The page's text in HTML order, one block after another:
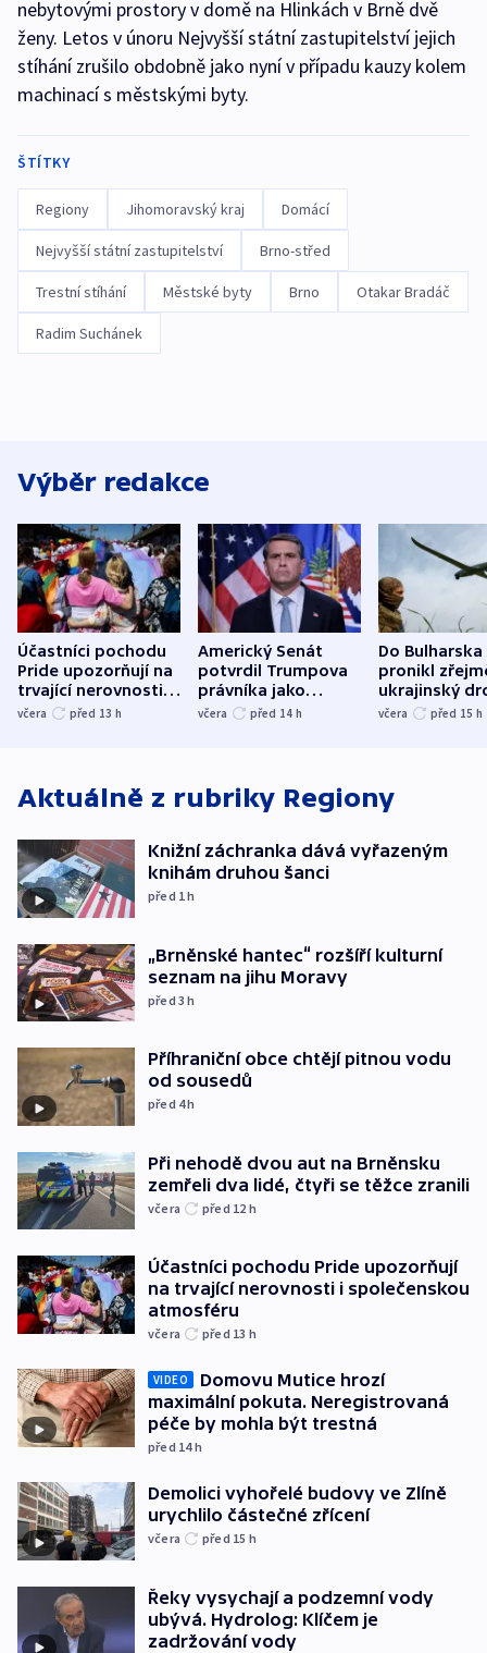
nebytovými prostory v domě na Hlinkách v Brně dvě
ženy. Letos v únoru Nejvyšší státní zastupitelství jejich
stíhání zrušilo obdobně jako nyní v případu kauzy kolem
machinací s městskými byty.
ŠTÍTKY
Regiony Jihomoravský kraj Domácí
Nejvyšší státní zastupitelství Brno-střed
Trestní stíhání Městské byty Brno Otakar Bradáč
Radim Suchánek
Výběr redakce
Účastníci pochodu
Pride upozorňují na
trvající nerovnosti i
společenskou
včera před 13 h
Americký Senát
potvrdil Trumpova
právníka jako
ministra
včera před 14 h
Do Bulharska
pronikl
ukrajinský
explodoval
včera před 15 h
Aktuálně z rubriky Regiony
Knižní záchranka dává vyřazeným
knihám druhou šanci
před 1h
„Brněnské hantec“ rozšíří kulturní
seznam na jihu Moravy
před 3h
Příhraniční obce chtějí pitnou vodu
od sousedů
před 4h
Při nehodě dvou aut na Brněnsku
zemřeli dva lidé, čtyři se těžce zranili
včera před 12 h
Účastníci pochodu Pride upozorňují
na trvající nerovnosti i společenskou
atmosféru
včera před 13 h
VIDEO
Domovu Mutice hrozí
maximální pokuta. Neregistrovaná
péče by mohla být trestná
před 14h
Demolici vyhořelé budovy ve Zlíně
urychlilo částečné zřícení
včera před 15 h
Řeky vysychají a podzemní vody
ubývá. Hydrolog: Klíčem je
zadržování vody